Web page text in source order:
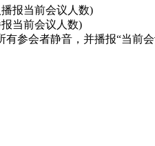
报当前会议人数)
当前会议人数)
参会者静音，并播报“当前会